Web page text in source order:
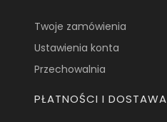
Twoje zamówienia
Ustawienia konta
Przechowalnia
PŁATNOŚCI I DOSTAWA